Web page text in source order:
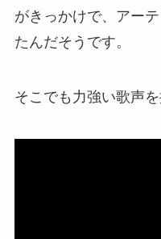
がきっかけで、アー
たんだそうです。
そこでも力強い歌声を